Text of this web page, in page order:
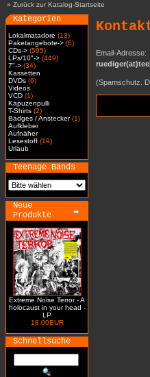
» Zurück zur Katalog-Startseite
Kategorien
Lokalmatadore (13)
Paketangebote-> (6)
CDs-> (595)
LPs/10"-> (449)
7"-> (34)
Kassetten
DVDs (6)
Videos
VCD (1)
Kapuzenpulli
T-Shirts (2)
Badges / Anstecker(1)
Aufkleber
Aufnäher
Lesestoff (19)
Urlaub
Teenage Bands
Neue
Produkte
Extreme Noise Terror - A
holocaust in your head -
LP
18.00EUR
Schnellsuche
Email-Adresse:
(Spamschutz.